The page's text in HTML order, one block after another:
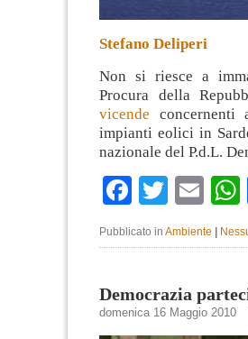
Stefano Deliperi
Non si riesce a
Procura della
vicende concernenti
impianti eolici in
nazionale del P.d.L.
Facebook
Twitter
Pubblicato in Ambiente
Democrazia
domenica 16 Maggio 2010